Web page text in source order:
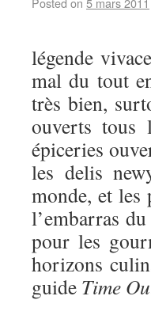
légende
mal du tout
très bien,
ouverts tous
épiceries
les delis
monde, et les
l’embarras
pour les
horizons
guide Time